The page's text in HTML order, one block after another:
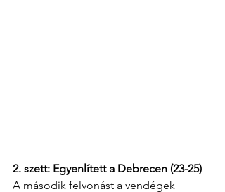
2. szett: Egyenlített a Debrecen (23-25)
A második felvonást a vendégek